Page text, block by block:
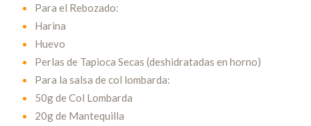
Para el Rebozado:
Harina
Huevo
Perlas de Tapioca Secas (deshidratadas en horno)
Para la salsa de col lombarda:
50g de Col Lombarda
20g de Mantequilla